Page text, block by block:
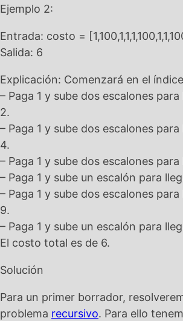
Ejemplo 2:
Entrada: costo =
Salida: 6
Explicación: Comenzará en el
– Paga 1 y sube dos escalones
2.
– Paga 1 y sube dos escalones
4.
– Paga 1 y sube dos escalones
– Paga 1 y sube un escalón para
– Paga 1 y sube dos escalones
9.
– Paga 1 y sube un escalón para
El costo total es de 6.
Solución
Para un primer borrador,
problema recursivo. Para ello